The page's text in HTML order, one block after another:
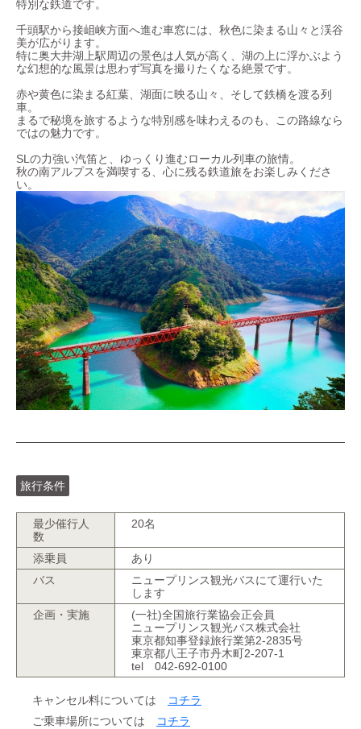
特別な鉄道です。
千頭駅から接岨峡方面へ進む車窓には、秋色に染まる山々と渓谷
美が広がります。
特に奥大井湖上駅周辺の景色は人気が高く、湖の上に浮かぶよう
な幻想的な風景は思わず写真を撮りたくなる絶景です。
赤や黄色に染まる紅葉、湖面に映る山々、そして鉄橋を渡る列
車。
まるで秘境を旅するような特別感を味わえるのも、この路線なら
ではの魅力です。
SLの力強い汽笛と、ゆっくり進むローカル列車の旅情。
秋の南アルプスを満喫する、心に残る鉄道旅をお楽しみくださ
い。
旅行条件
最少催行人
数
20名
添乗員
あり
バス
ニュープリンス観光バスにて運行いた
します
企画・実施
(一社)全国旅行業協会正会員
ニュープリンス観光バス株式会社
東京都知事登録旅行業第2-2835号
東京都八王子市丹木町2-207-1
tel 042-692-0100
キャンセル料については
コチラ
ご乗車場所については
コチラ